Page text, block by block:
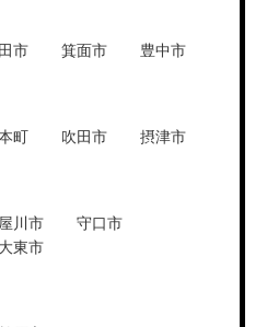
市 箕面市 豊中市
町 吹田市 摂津市
川市
守口市
大東市